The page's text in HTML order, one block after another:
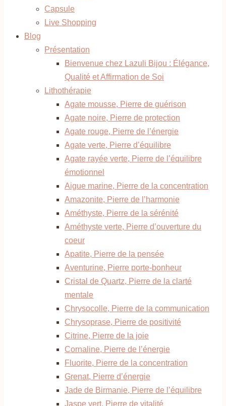
Capsule
Live Shopping
Blog
Présentation
Bienvenue chez Lazuli Bijou : Élégance,
Qualité et Affirmation de Soi
Lithothérapie
Agate mousse, Pierre de guérison
Agate noire, Pierre de protection
Agate rouge, Pierre de l’énergie
Agate verte, Pierre d’équilibre
Agate rayée verte, Pierre de l’équilibre
émotionnel
Aigue marine, Pierre de la concentration
Amazonite, Pierre de l’harmonie
Améthyste, Pierre de la sérénité
Améthyste verte, Pierre d’ouverture du
coeur
Apatite, Pierre de la pensée
Aventurine, Pierre porte-bonheur
Cristal de Quartz, Pierre de la clarté
mentale
Chrysocolle, Pierre de la communication
Chrysoprase, Pierre de positivité
Citrine, Pierre de la joie
Cornaline, Pierre de l’énergie
Fluorite, Pierre de la concentration
Grenat, Pierre d’énergie
Jade de Birmanie, Pierre de l’équilibre
Jaspe vert, Pierre de vitalité